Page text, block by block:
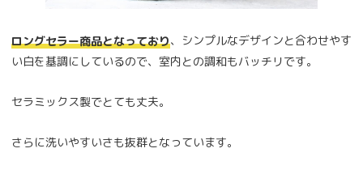
ロングセラー商品となっており、シンプルなデザインと合わせやす
い白を基調にしているので、室内との調和もバッチリです。
セラミックス製でとても丈夫。
さらに洗いやすいさも抜群となっています。